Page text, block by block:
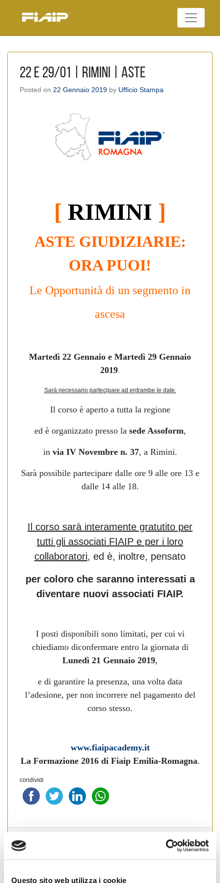
Questo sito web utilizza i cookie
Federazione Italiana
22 e 29/01 | Rimini | ASTE
Posted on 22 Gennaio 2019 by Ufficio Stampa
[ RIMINI ]
ASTE GIUDIZIARIE:
ORA PUOI!
Le Opportunità di un segmento in
ascesa
Martedì 22 Gennaio e Martedì 29 Gennaio
2019
Sarà necessario partecipare ad entrambe le date.
Il corso è aperto a tutta la regione
ed è organizzato presso la sede Assoform,
in via IV Novembre n. 37, a Rimini.
Sarà possibile partecipare dalle ore 9 alle ore 13 e
dalle 14 alle 18.
Il corso sarà interamente gratutito per
tutti gli associati FIAIP e per i loro
collaboratori, ed è, inoltre, pensato
per coloro che saranno interessati a
diventare nuovi associati FIAIP.
I posti disponibili sono limitati, per cui vi
chiediamo diconfermareentro la giornata di
Lunedì 21 Gennaio 2019,
e di garantire la presenza, una volta data
l’adesione, per non incorrere nel pagamento del
corso stesso.
www.fiaipacademy.it
La Formazione 2016 di Fiaip Emilia-Romagna.
condividi
Emilia Romagna